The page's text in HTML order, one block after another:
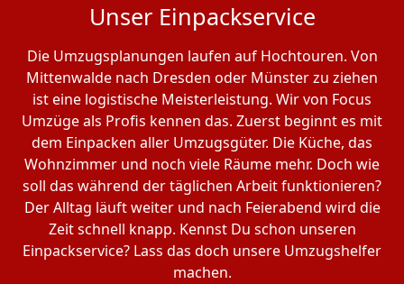
Unser Einpackservice
Die Umzugsplanungen laufen auf Hochtouren. Von
Mittenwalde nach Dresden oder Münster zu ziehen
ist eine logistische Meisterleistung. Wir von Focus
Umzüge als Profis kennen das. Zuerst beginnt es mit
dem Einpacken aller Umzugsgüter. Die Küche, das
Wohnzimmer und noch viele Räume mehr. Doch wie
soll das während der täglichen Arbeit funktionieren?
Der Alltag läuft weiter und nach Feierabend wird die
Zeit schnell knapp. Kennst Du schon unseren
Einpackservice? Lass das doch unsere Umzugshelfer
machen.